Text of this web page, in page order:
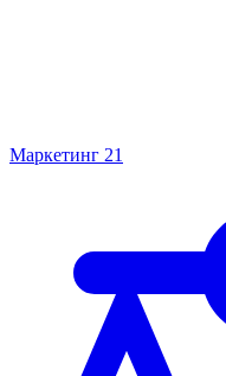
Маркетинг 21